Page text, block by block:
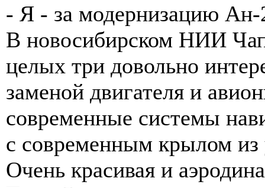
- Я - за модернизацию
В новосибирском НИИ
целых три довольно
заменой двигателя и
современные системы
с современным крылом из
Очень красивая и